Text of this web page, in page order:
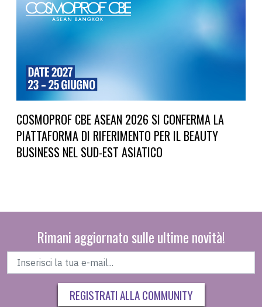
COSMOPROF CBE ASEAN 2026 SI CONFERMA LA
PIATTAFORMA DI RIFERIMENTO PER IL BEAUTY
BUSINESS NEL SUD-EST ASIATICO
Rimani aggiornato sulle ultime novità!
REGISTRATI ALLA COMMUNITY